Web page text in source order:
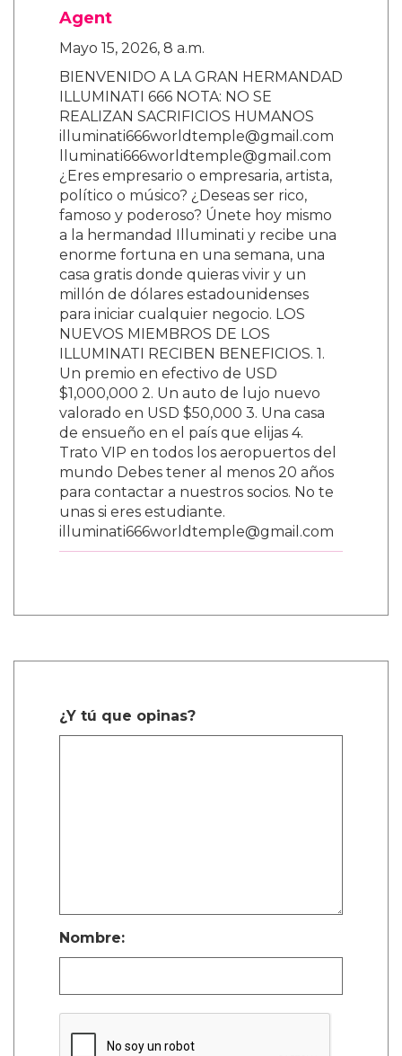
Agent
Mayo 15, 2026, 8 a.m.
BIENVENIDO A LA GRAN HERMANDAD
ILLUMINATI 666 NOTA: NO SE
REALIZAN SACRIFICIOS HUMANOS
illuminati666worldtemple@gmail.com
lluminati666worldtemple@gmail.com
¿Eres empresario o empresaria, artista,
político o músico? ¿Deseas ser rico,
famoso y poderoso? Únete hoy mismo
a la hermandad Illuminati y recibe una
enorme fortuna en una semana, una
casa gratis donde quieras vivir y un
millón de dólares estadounidenses
para iniciar cualquier negocio. LOS
NUEVOS MIEMBROS DE LOS
ILLUMINATI RECIBEN BENEFICIOS. 1.
Un premio en efectivo de USD
$1,000,000 2. Un auto de lujo nuevo
valorado en USD $50,000 3. Una casa
de ensueño en el país que elijas 4.
Trato VIP en todos los aeropuertos del
mundo Debes tener al menos 20 años
para contactar a nuestros socios. No te
unas si eres estudiante.
illuminati666worldtemple@gmail.com
¿Y tú que opinas?
Nombre: